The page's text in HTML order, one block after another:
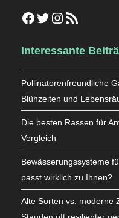
Facebook
TwitterInstagram
RSS-Feed
Interessante
Pollinatorenfreundliche
Blühzeiten und
Die besten Rassen für
Vergleich
Bewässerungssysteme
passt wirklich zu Ihnen?
Alte Sorten vs. moderne